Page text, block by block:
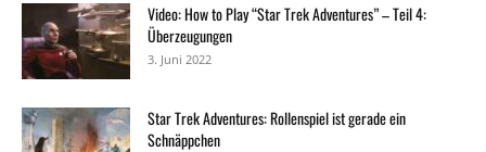
Video: How to Play “Star Trek Adventures” – Teil 4:
Überzeugungen
3. Juni 2022
Star Trek Adventures: Rollenspiel ist gerade ein
Schnäppchen